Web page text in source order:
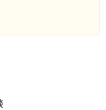
かりませんが、きっ